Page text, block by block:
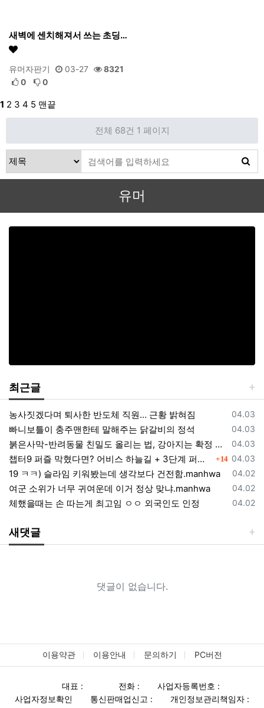
새벽에 센치해져서 쓰는 초딩…
유머자판기 03-27
8321
0
0
1 2 3 4 5 맨끝
전체 68건 1 페이지
유머
최근글
등록일
04.03
농사짓겠다며 퇴사한 반도체 직원… 근황 밝혀짐
등록일
04.03
빠니보틀이 충주맨한테 말해주는 닭갈비의 정석
등록일
04.03
붉은사막-반려동물 친밀도 올리는 법, 강아지는 확정 고양이는 조건 확인
등록일
04.03
챕터9 퍼즐 막혔다면? 어비스 하늘길 + 3단계 퍼즐 공략 순서 정리 (길찾기 포함) 댓글
14
등록일
04.02
19 ㅋㅋ) 슬라임 키워봤는데 생각보다 건전함.manhwa
등록일
04.02
여군 소위가 너무 귀여운데 이거 정상 맞냐.manhwa
등록일
04.02
체했을때는 손 따는게 최고임 ㅇㅇ 외국인도 인정
새댓글
댓글이 없습니다.
이용약관 이용안내 문의하기 PC버전
대표 : 전화 :
사업자등록번호 :
사업자정보확인
통신판매업신고 :
개인정보관리책임자 :